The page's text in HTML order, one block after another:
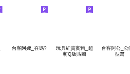
台客阿嬤_在嗎?
玩具紅貴賓狗_超
萌Q版貼圖
台客阿公_公
型篇